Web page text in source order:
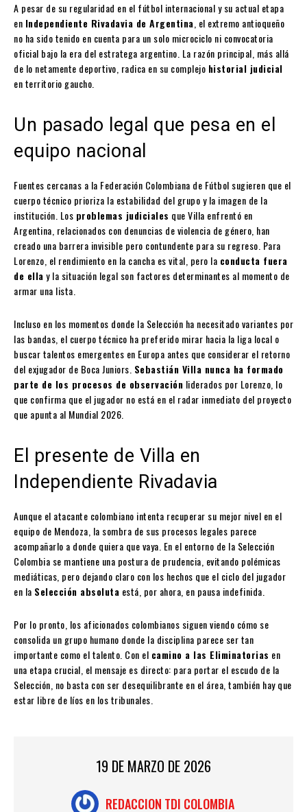
A pesar de su regularidad en el fútbol internacional y su actual etapa
en Independiente Rivadavia de Argentina , el extremo antioqueño
no ha sido tenido en cuenta para un solo microciclo ni convocatoria
oficial bajo la era del estratega argentino. La razón principal, más allá
de lo netamente deportivo, radica en su complejo historial judicial
en territorio gaucho.
Un pasado legal que pesa en el
equipo nacional
Fuentes cercanas a la Federación Colombiana de Fútbol sugieren que el
cuerpo técnico prioriza la estabilidad del grupo y la imagen de la
institución. Los problemas judiciales que Villa enfrentó en
Argentina, relacionados con denuncias de violencia de género, han
creado una barrera invisible pero contundente para su regreso. Para
Lorenzo, el rendimiento en la cancha es vital, pero la conducta fuera
de ellay la situación legal son factores determinantes al momento de
armar una lista.
Incluso en los momentos donde la Selección ha necesitado variantes por
las bandas, el cuerpo técnico ha preferido mirar hacia la liga local o
buscar talentos emergentes en Europa antes que considerar el retorno
del exjugador de Boca Juniors. Sebastián Villa nunca ha formado
parte de los procesos de observación liderados por Lorenzo, lo
que confirma que el jugador no está en el radar inmediato del proyecto
que apunta al Mundial 2026.
El presente de Villa en
Independiente Rivadavia
Aunque el atacante colombiano intenta recuperar su mejor nivel en el
equipo de Mendoza, la sombra de sus procesos legales parece
acompañarlo a donde quiera que vaya. En el entorno de la Selección
Colombia se mantiene una postura de prudencia, evitando polémicas
mediáticas, pero dejando claro con los hechos que el ciclo del jugador
en la Selección absoluta está, por ahora, en pausa indefinida.
Por lo pronto, los aficionados colombianos siguen viendo cómo se
consolida un grupo humano donde la disciplina parece ser tan
importante como el talento. Con el camino a las Eliminatorias en
una etapa crucial, el mensaje es directo: para portar el escudo de la
Selección, no basta con ser desequilibrante en el área, también hay que
estar libre de líos en los tribunales.
19 DE MARZO DE 2026
REDACCION TDI COLOMBIA